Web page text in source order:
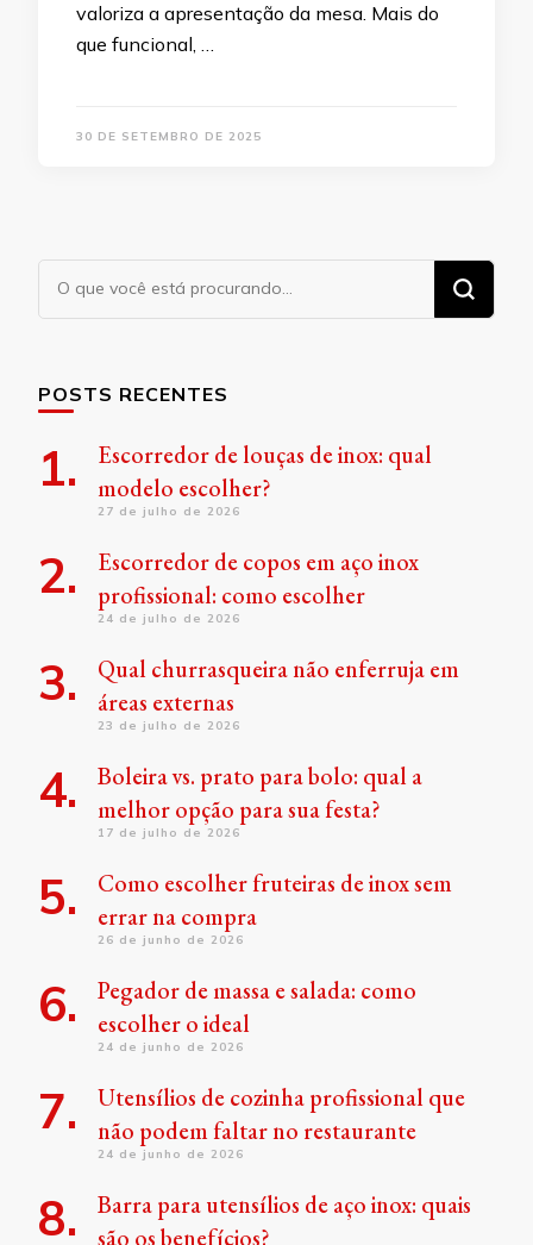
valoriza a apresentação da mesa. Mais do
que funcional, …
30 DE SETEMBRO DE 2025
Procurando
algo?
POSTS RECENTES
Escorredor de louças de inox: qual
modelo escolher?
27 de julho de 2026
Escorredor de copos em aço inox
profissional: como escolher
24 de julho de 2026
Qual churrasqueira não enferruja em
áreas externas
23 de julho de 2026
Boleira vs. prato para bolo: qual a
melhor opção para sua festa?
17 de julho de 2026
Como escolher fruteiras de inox sem
errar na compra
26 de junho de 2026
Pegador de massa e salada: como
escolher o ideal
24 de junho de 2026
Utensílios de cozinha profissional que
não podem faltar no restaurante
24 de junho de 2026
Barra para utensílios de aço inox: quais
são os benefícios?